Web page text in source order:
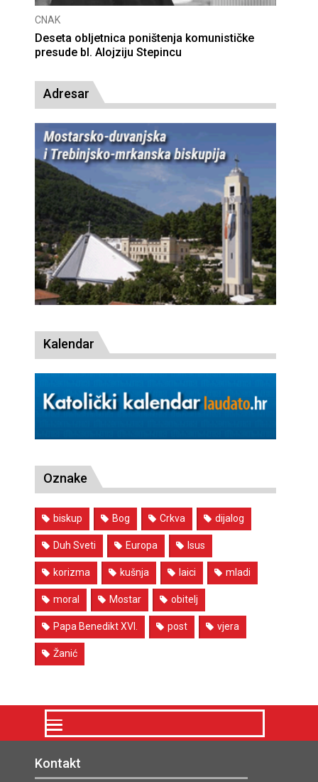
CNAK
Deseta obljetnica poništenja komunističke
presude bl. Alojziju Stepincu
Adresar
Kalendar
Oznake
biskup Bog Crkva dijalog
Duh Sveti Europa Isus
korizma kušnja laici mladi
moral Mostar obitelj
Papa Benedikt XVI. post vjera
Žanić
Kontakt